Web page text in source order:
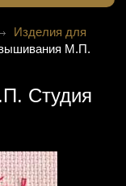
Изделия для
М.П.
Студия